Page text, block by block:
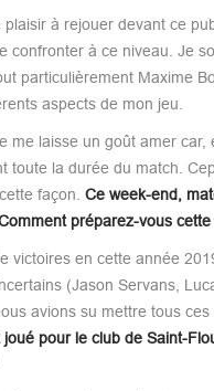
plaisir à rejouer devant ce
confronter à ce niveau. Je
particulièrement Maxime
aspects de mon jeu.
me laisse un goût amer
toute la durée du match.
façon. Ce week-end,
préparez-vous
victoires en cette année
(Jason Servans,
avions su mettre tous
pour le club de Saint-